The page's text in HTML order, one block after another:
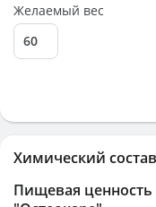
Химический
Пищевая
Желаемый вес